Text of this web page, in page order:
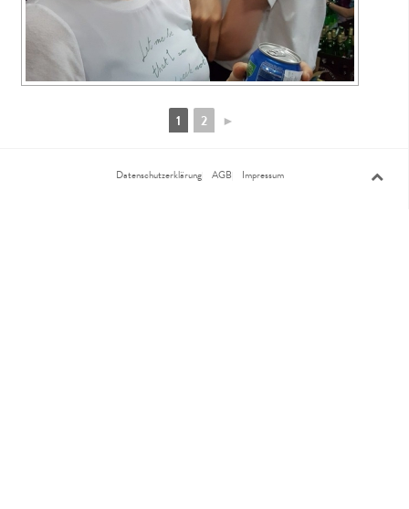
1 2 ►
Datenschutzerklärung AGB Impressum